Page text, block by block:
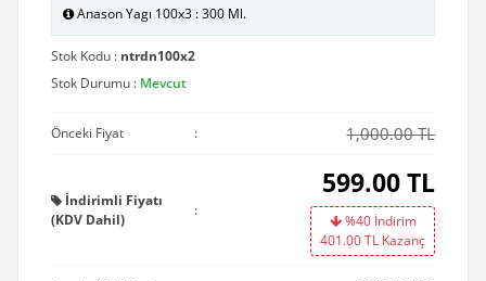
Anason Yagı 100x3 : 300 Ml.
Stok Kodu : ntrdn100x2
Stok Durumu : Mevcut
Önceki Fiyat : 1,000.00 TL
İndirimli Fiyatı
(KDV Dahil)
:
599.00TL
%40 İndirim
401.00TL Kazanç